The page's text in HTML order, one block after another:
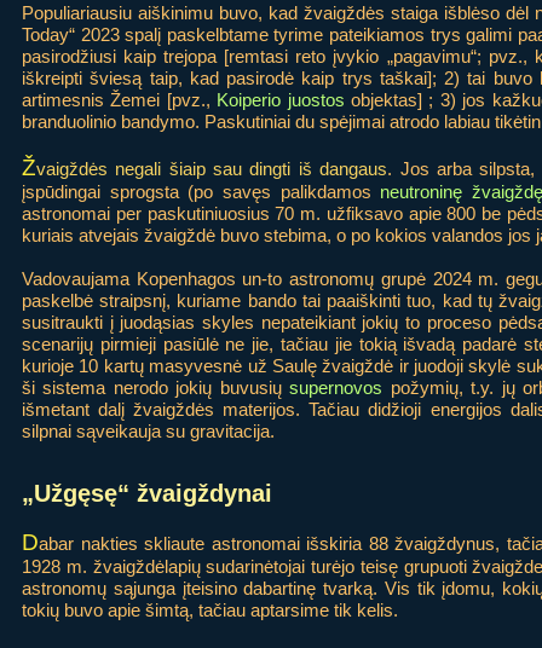
Populiariausiu aiškinimu buvo, kad žvaigždės staiga išblėso dėl
Today“ 2023 spalį paskelbtame tyrime pateikiamos trys galimi
pasirodžiusi kaip trejopa [remtasi reto įvykio „pagavimu“; pvz.,
iškreipti šviesą taip, kad pasirodė kaip trys taškai]; 2) tai buvo
artimesnis Žemei [pvz., Koiperio juostos objektas] ; 3) jos
branduolinio bandymo. Paskutiniai du spėjimai atrodo labiau
Žvaigždės negali šiaip sau dingti iš dangaus. Jos arba silpsta,
įspūdingai sprogsta (po savęs palikdamos neutroninę
astronomai per paskutiniuosius 70 m. užfiksavo apie 800 be
kuriais atvejais žvaigždė buvo stebima, o po kokios valandos jos
Vadovaujama Kopenhagos un-to astronomų grupė 2024 m.
paskelbė straipsnį, kuriame bando tai paaiškinti tuo, kad tų
susitraukti į juodąsias skyles nepateikiant jokių to proceso
scenarijų pirmieji pasiūlė ne jie, tačiau jie tokią išvadą padarė
kurioje 10 kartų masyvesnė už Saulę žvaigždė ir juodoji skylė
ši sistema nerodo jokių buvusiųsupernovos požymių, t.y. jų
išmetant dalį žvaigždės materijos. Tačiau didžioji energijos
silpnai sąveikauja su gravitacija.
„Užgęsę“ žvaigždynai
Dabar nakties skliaute astronomai išskiria 88 žvaigždynus,
1928 m. žvaigždėlapių sudarinėtojai turėjo teisę grupuoti
astronomų sąjunga įteisino dabartinę tvarką. Vis tik įdomu,
tokių buvo apie šimtą, tačiau aptarsime tik kelis.